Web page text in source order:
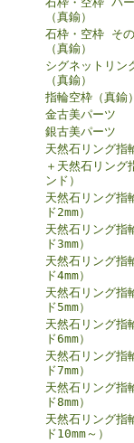
（真鍮）
石枠・空枠 そ
（真鍮）
シグネットリン
（真鍮）
指輪空枠（真鍮）
金古美パーツ
銀古美パーツ
天然石リング指
＋天然石リング
ンド）
天然石リング指
ド2mm）
天然石リング指
ド3mm）
天然石リング指
ド4mm）
天然石リング指
ド5mm）
天然石リング指
ド6mm）
天然石リング指
ド7mm）
天然石リング指
ド8mm）
天然石リング指
ド10mm～）